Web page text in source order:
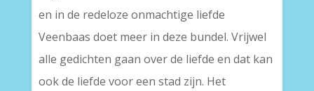
en in de redeloze onmachtige liefde
Veenbaas doet meer in deze bundel. Vrijwel
alle gedichten gaan over de liefde en dat kan
ook de liefde voor een stad zijn. Het